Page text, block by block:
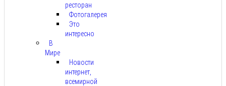
ресторан
Фотогалерея
Это
интересно
В
Мире
Новости
интернет,
всемирной